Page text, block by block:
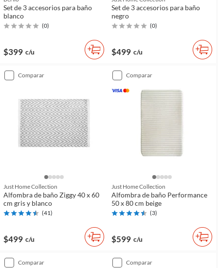
Set de 3 accesorios para baño
blanco
(0)
$399 c/u
Set de 3 accesorios para baño
negro
(0)
$499 c/u
comparar
Just Home Collection
Alfombra de baño Ziggy 40 x 60
cm gris y blanco
(41)
$499 c/u
comparar
Just Home Collection
Alfombra de baño Performance
50 x 80 cm beige
(3)
$599 c/u
comparar comparar